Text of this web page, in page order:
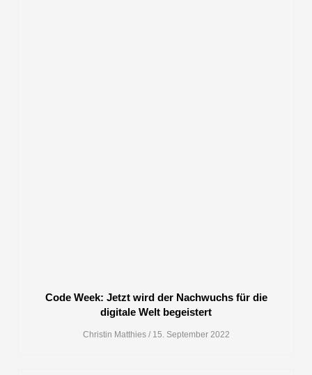
Code Week: Jetzt wird der Nachwuchs für die
digitale Welt begeistert
Christin Matthies 15. September 2022